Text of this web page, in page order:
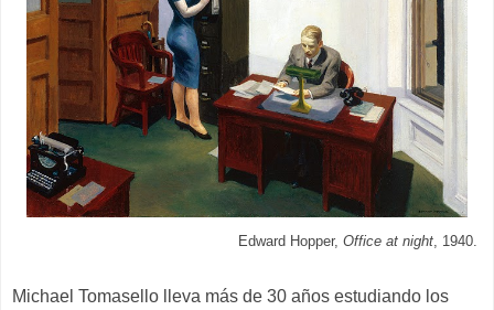
Edward Hopper, Office at night, 1940.
Michael Tomasello lleva más de 30 años estudiando los